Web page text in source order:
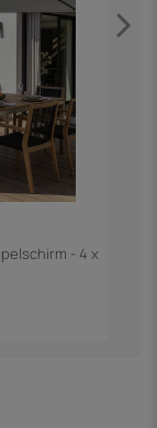
- 4 x